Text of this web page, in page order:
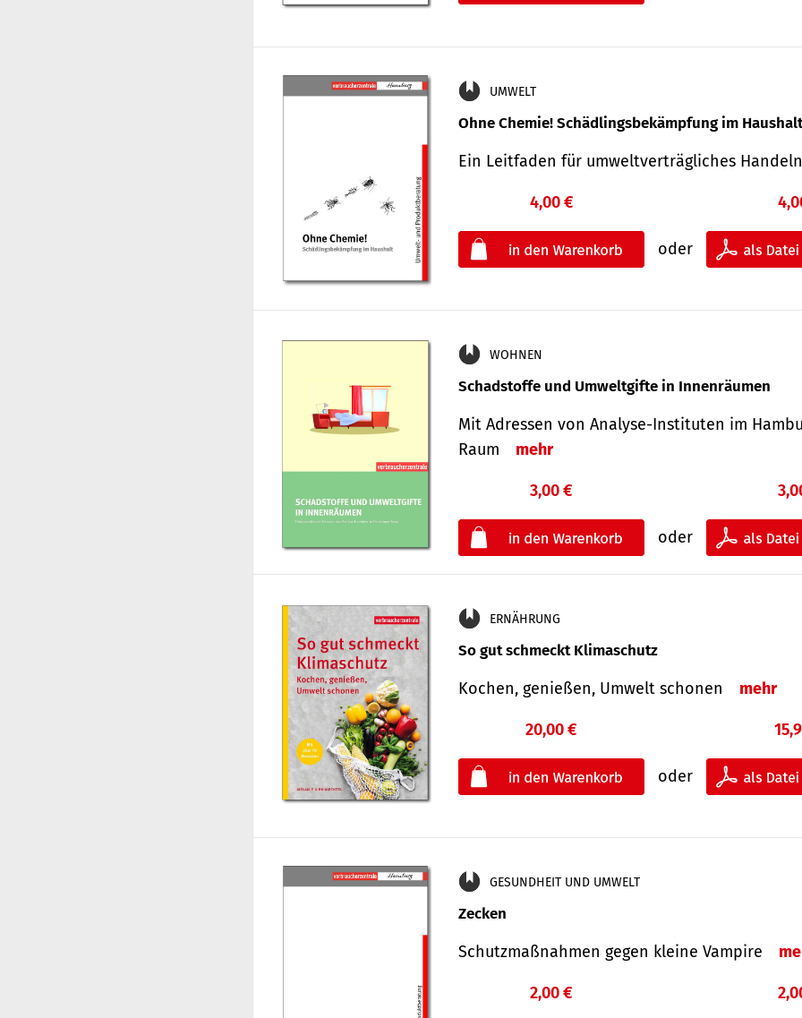
UMWELT
Ohne Chemie! Schädlingsbekämpfung im Haushalt
Ein Leitfaden für um­welt­ver­träg­liches Han­deln
4,00 €
oder
WOHNEN
Schadstoffe und Umweltgifte in Innenräumen
Mit Adressen von Analyse-Insti­tuten im
Raum
mehr
3,00 €
oder
ERNÄHRUNG
So gut schmeckt Klimaschutz
Kochen, genießen, Umwelt schonen mehr
20,00 €
oder
GESUNDHEIT UND UMWELT
Zecken
Schutz­maß­nahmen gegen kleine Vampire
2,00 €